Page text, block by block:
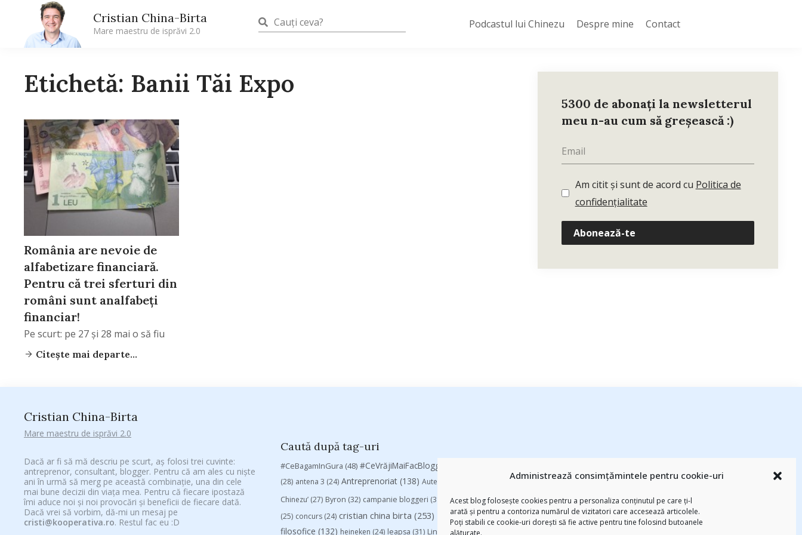
Administrează consimțămintele pentru cookie-uri
Acest blog folosește cookies pentru a personaliza conținutul pe care ți-l
arată și pentru a contoriza numărul de vizitatori care accesează articolele.
Poți stabili ce cookie-uri dorești să fie active pentru tine folosind butoanele
alăturate.
Cristian China-Birta
Mare maestru de isprăvi 2.0
Podcastul lui Chinezu Despre mine Contact
Etichetă: Banii Tăi Expo
România are nevoie de
alfabetizare financiară.
Pentru că trei sferturi din
români sunt analfabeți
financiar!
Pe scurt: pe 27 și 28 mai o să fiu
Citește mai departe...
5300 de abonați la newsletterul
meu n-au cum să greșească :)
Am citit și sunt de acord cu Politica de
confidențialitate
Abonează-te
Cristian China-Birta
Mare maestru de isprăvi 2.0
Dacă ar fi să mă descriu pe scurt, aș folosi trei cuvinte:
antreprenor, consultant, blogger. Pentru că am ales cu niște
ani în urmă să merg pe această combinație, una din cele
mai bune decizii din viața mea. Pentru că fiecare ipostază
îmi aduce noi și noi provocări și beneficii de fiecare dată.
Dacă vrei să vorbim, dă-mi un mesaj pe
cristi@kooperativa.ro. Restul fac eu :D
Caută după tag-uri
#CeBagamInGura (48) #CeVrăjiMaiFacBloggerii
(28) antena 3 (24) Antreprenoriat (138) Autenticitate baia mare(24) basescu(43) Blogal Initiative(26) brand personal(30) Brandu’ lu’
Chinezu’ (27) Byron (32) campanie bloggeri (31) campanie pentru bloggeri(29) champions league(25) chinezu (2339)
(25) concurs (24) cristian china birta (253) Despre cartile pe care le-am citit(258) digital(154) federatia romana de rugby
filosofice (132) heineken (24) leapsa (31) Linkurile zilei(39)